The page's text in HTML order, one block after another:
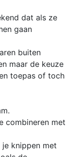
dat als ze
gaan
buiten
maar de keuze
toepas of toch
combineren met
knippen met